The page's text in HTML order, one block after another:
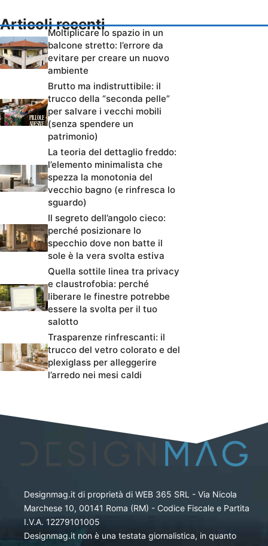
Articoli recenti
Moltiplicare lo spazio in un
balcone stretto: l’errore da
evitare per creare un nuovo
ambiente
Brutto ma indistruttibile: il
trucco della “seconda pelle”
per salvare i vecchi mobili
(senza spendere un
patrimonio)
La teoria del dettaglio freddo:
l’elemento minimalista che
spezza la monotonia del
vecchio bagno (e rinfresca lo
sguardo)
Il segreto dell’angolo cieco:
perché posizionare lo
specchio dove non batte il
sole è la vera svolta estiva
Quella sottile linea tra privacy
e claustrofobia: perché
liberare le finestre potrebbe
essere la svolta per il tuo
salotto
Trasparenze rinfrescanti: il
trucco del vetro colorato e del
plexiglass per alleggerire
l’arredo nei mesi caldi
Designmag.it di proprietà di WEB 365 SRL - Via Nicola
Marchese 10, 00141 Roma (RM) - Codice Fiscale e Partita
I.V.A. 12279101005
Designmag.it non è una testata giornalistica, in quanto